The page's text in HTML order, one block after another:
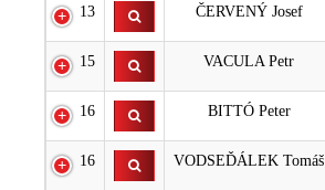
13 ČERVENÝ Josef
15 VACULA Petr
16 BITTÓ Peter
16 VODSEĎÁLEK Tomáš